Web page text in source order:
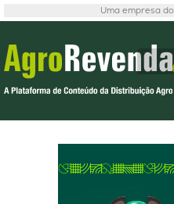
Uma empresa do